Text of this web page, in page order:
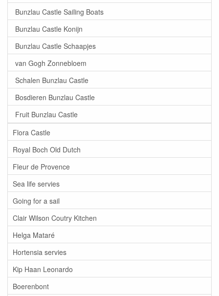
Bunzlau Castle Sailing Boats
Bunzlau Castle Konijn
Bunzlau Castle Schaapjes
van Gogh Zonnebloem
Schalen Bunzlau Castle
Bosdieren Bunzlau Castle
Fruit Bunzlau Castle
Flora Castle
Royal Boch Old Dutch
Fleur de Provence
Sea life servies
Going for a sail
Clair Wilson Coutry Kitchen
Helga Mataré
Hortensia servies
Kip Haan Leonardo
Boerenbont